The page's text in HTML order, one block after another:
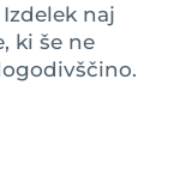
naj
ki še ne